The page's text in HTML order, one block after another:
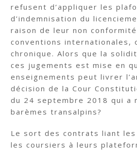
refusent d’appliquer les
d’indemnisation du
raison de leur non
conventions internationales,
chronique. Alors que la
ces jugements est mise en
enseignements peut livrer
décision de la Cour
du 24 septembre 2018 qui a
barèmes transalpins?
Le sort des contrats liant les
les coursiers à leurs